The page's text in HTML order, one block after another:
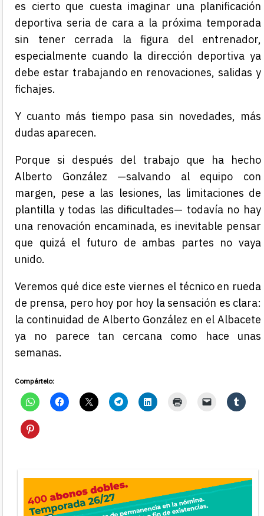
es cierto que cuesta imaginar una planificación
deportiva seria de cara a la próxima temporada
sin tener cerrada la figura del entrenador,
especialmente cuando la dirección deportiva ya
debe estar trabajando en renovaciones, salidas y
fichajes.
Y cuanto más tiempo pasa sin novedades, más
dudas aparecen.
Porque si después del trabajo que ha hecho
Alberto González —salvando al equipo con
margen, pese a las lesiones, las limitaciones de
plantilla y todas las dificultades— todavía no hay
una renovación encaminada, es inevitable pensar
que quizá el futuro de ambas partes no vaya
unido.
Veremos qué dice este viernes el técnico en rueda
de prensa, pero hoy por hoy la sensación es clara:
la continuidad de Alberto González en el Albacete
ya no parece tan cercana como hace unas
semanas.
Compártelo: